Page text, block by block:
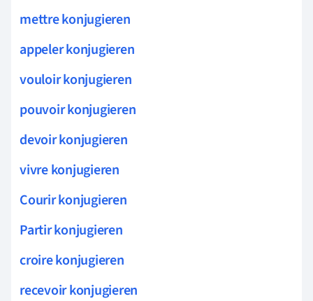
mettre konjugieren
appeler konjugieren
vouloir konjugieren
pouvoir konjugieren
devoir konjugieren
vivre konjugieren
Courir konjugieren
Partir konjugieren
croire konjugieren
recevoir konjugieren